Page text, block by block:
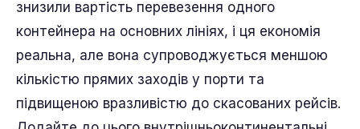
менш важливий, ніж те, яка альянс керує
Лідер ринку з часткою 21,5% і 7,3 мільйона TEU
автоматично не гарантує вам найкращий рейс;
іноді кращим може виявитися менший